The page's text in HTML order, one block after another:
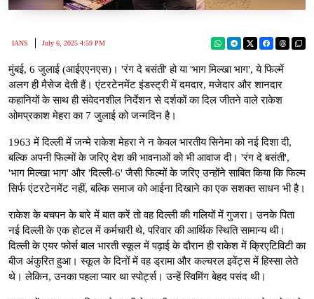
IANS July 6, 2025 4:59 PM
मुंबई, 6 जुलाई (आईएएनएस)। 'रंग दे बसंती' हो या 'भाग मिल्खा भाग', ये फिल्में
अलग ही मैसेज देती हैं। एंटरटेनमेंट इंडस्ट्री में दमदार, मजेदार और शानदार
कहानियों के साथ ही संवेदनशील निर्देशन से दर्शकों का दिल जीतने वाले राकेश
ओमप्रकाश मेहरा का 7 जुलाई को जन्मदिन है।
1963 में दिल्ली में जन्मे राकेश मेहरा ने न केवल भारतीय सिनेमा को नई दिशा दी,
बल्कि अपनी फिल्मों के जरिए देश की भावनाओं को भी आवाज दी। 'रंग दे बसंती',
'भाग मिल्खा भाग' और 'दिल्ली-6' जैसी फिल्मों के जरिए उन्होंने साबित किया कि फिल्म
सिर्फ एंटरटेनमेंट नहीं, बल्कि समाज को आईना दिखाने का एक सशक्त साधन भी है।
राकेश के बचपन के बारे में बात करें तो वह दिल्ली की गलियों में गुजरा। उनके पिता
नई दिल्ली के एक होटल में कर्मचारी थे, परिवार की आर्थिक स्थिति सामान्य थी।
दिल्ली के एयर फोर्स बाल भारती स्कूल में पढ़ाई के दौरान ही राकेश में क्रिएटिविटी का
बीज अंकुरित हुआ। स्कूल के दिनों में वह ड्रामा और कल्चरल इवेंट्स में हिस्सा लेते
थे। लेकिन, उनका पहला प्यार था स्पोर्ट्स। उन्हें स्विमिंग बेहद पसंद थी।